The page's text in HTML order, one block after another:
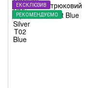
ЕКСКЛЮЗИВ
РЕКОМЕНДУЄМО